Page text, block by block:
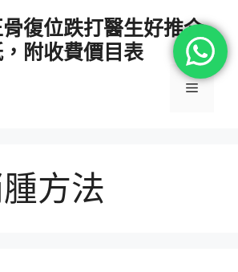
復位跌打醫生好推介
附收費價目表
選
方法